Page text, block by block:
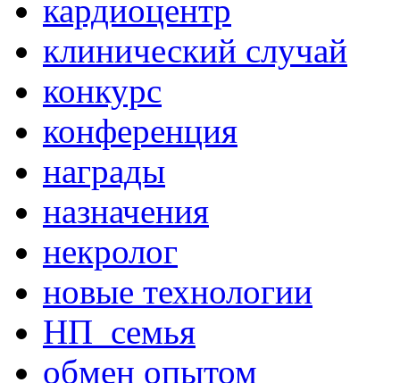
кардиоцентр
клинический случай
конкурс
конференция
награды
назначения
некролог
новые технологии
НП_семья
обмен опытом